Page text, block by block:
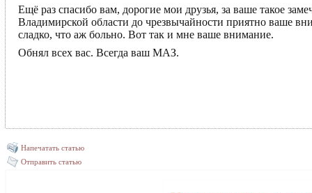
Ещё раз спасибо вам, дорогие мои друзья, за ваше такое
Владимирской области до чрезвычайности приятно ваше
сладко, что аж больно. Вот так и мне ваше внимание.
Обнял всех вас. Всегда ваш МАЗ.
Напечатать статью
Отправить статью